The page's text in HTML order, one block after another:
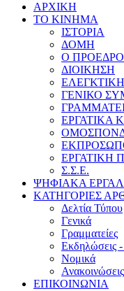
ΑΡΧΙΚΗ
ΤΟ ΚΙΝΗΜΑ
ΙΣΤΟΡΙΑ
ΔΟΜΗ
Ο
ΔΙΟΙΚΗΣΗ
ΓΕΝΙΚΟ
ΕΡΓΑΤΙΚΑ
ΕΡΓΑΤΙΚΗ
Σ.Σ.Ε.
ΨΗΦΙΑΚΑ
ΚΑΤΗΓΟΡΙΕΣ
Δελτία Τύπου
Γενικά
Γραμματείες
Εκδηλώσεις -
Νομικά
ΕΠΙΚΟΙΝΩΝΙΑ